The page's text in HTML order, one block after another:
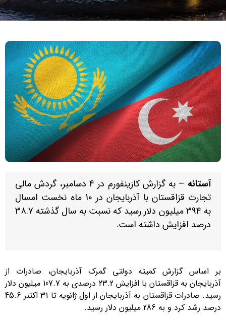
آستانه
– به گزارش کازینفورم در 4 دسامبر، گردش مالی
تجارت قزاقستان با آذربایجان در 10 ماه نخست امسال
به 394 میلیون دلار رسید که نسبت به سال گذشته 38.7
درصد افزایش داشته است.
بر اساس گزارش کمیته دولتی گمرک آذربایجان، صادرات از
آذربایجان به قزاقستان با افزایش 23.2 درصدی به 107.7 میلیون دلار
رسید. صادرات قزاقستان به آذربایجان از اول ژانویه تا 31 اکتبر 45.6
درصد رشد کرد و به 286 میلیون دلار رسید.